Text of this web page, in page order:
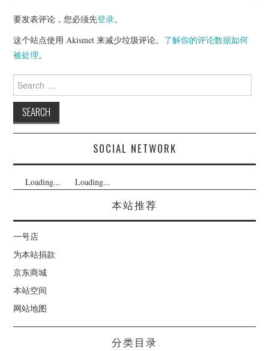
要发表评论，您必须先登录。
这个站点使用 Akismet 来减少垃圾评论。 了解你的评论数据如何
被处理。
Search
for:
SOCIAL NETWORK
Loading... Loading...
本站推荐
一号店
为本站捐款
京东商城
本站空间
网站地图
分类目录